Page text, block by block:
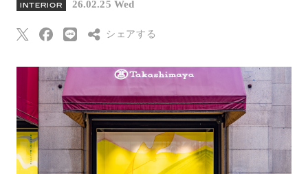
ジャーナルを読む
オンラインストア
お知らせ
カタログを見る
よくあるご質問
INTERIOR 26.02.25 Wed
シェアする
Threads
Pinterest
はてなブックマー
ク
Eメールで送信